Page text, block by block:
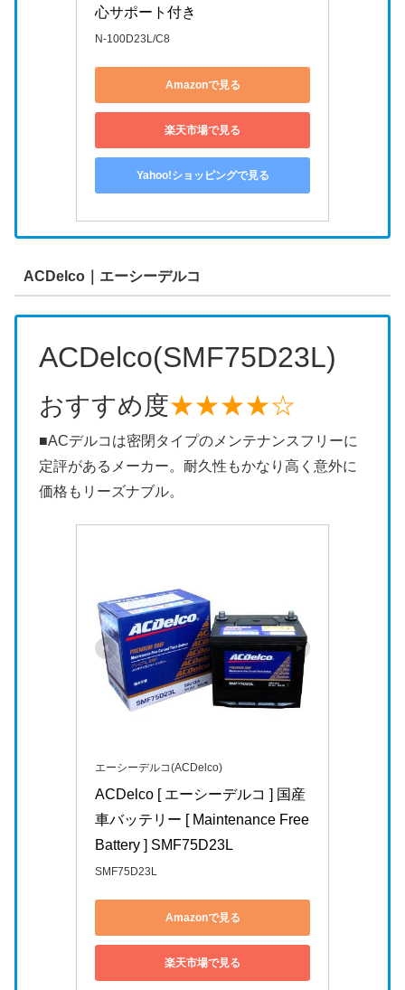
心サポート付き
N-100D23L/C8
Amazonで見る
楽天市場で見る
Yahoo!ショッピングで見る
ACDelco｜エーシーデルコ
ACDelco(SMF75D23L)
おすすめ度★★★★☆
■ACデルコは密閉タイプのメンテナンスフリーに
定評があるメーカー。耐久性もかなり高く意外に
価格もリーズナブル。
エーシーデルコ(ACDelco)
ACDelco [ エーシーデルコ ] 国産
車バッテリー [ Maintenance Free
Battery ] SMF75D23L
SMF75D23L
Amazonで見る
楽天市場で見る